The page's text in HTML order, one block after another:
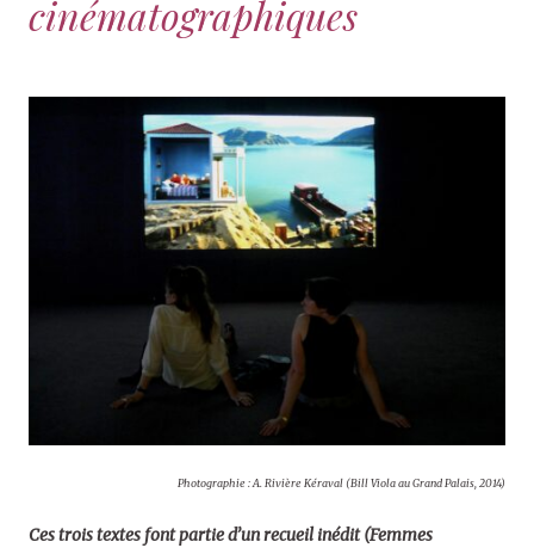
cinématographiques
Photographie : A. Rivière Kéraval (Bill Viola au Grand Palais, 2014)
Ces trois textes font partie d’un recueil inédit (Femmes